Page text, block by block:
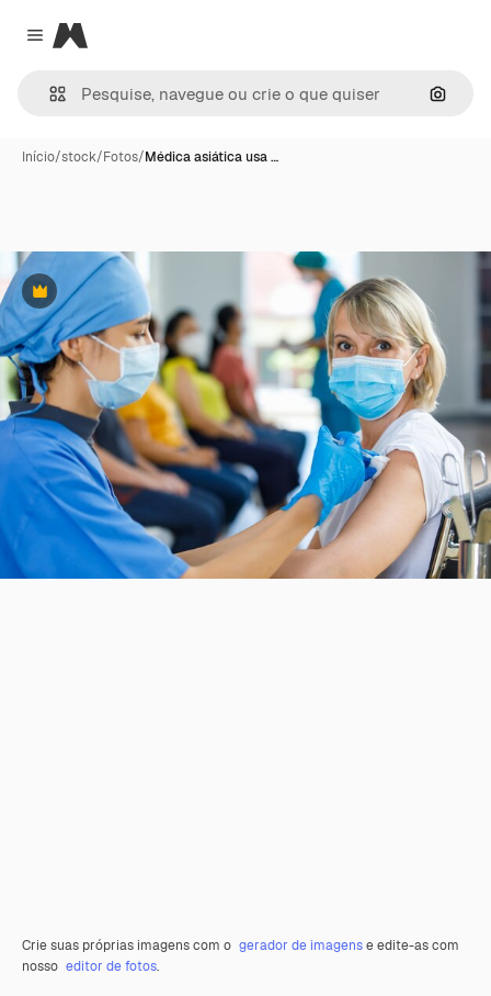
Close menu
Magnific
Início/stock/Fotos/Médica asiática usa …
Premium
Crie suas próprias imagens com o gerador de imagense edite-as com
nosso editor de fotos.